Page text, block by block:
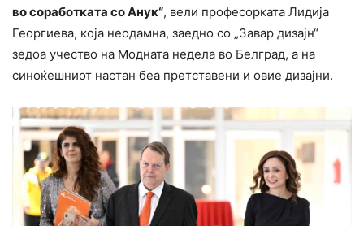
во соработката со Анук“, вели професорката Лидија
Георгиева, која неодамна, заедно со „Завар дизајн“
зедоа учество на Модната недела во Белград, а на
синоќешниот настан беа претставени и овие дизајни.